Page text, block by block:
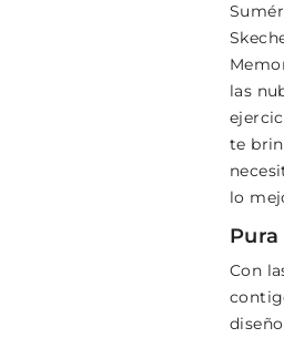
las
te
lo
Con